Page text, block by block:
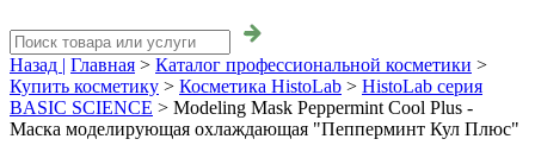
Назад | Главная > Каталог профессиональной косметики >
Купить косметику > Косметика HistoLab > HistoLab серия
BASIC SCIENCE > Modeling Mask Peppermint Cool Plus -
Маска моделирующая охлаждающая "Пепперминт Кул Плюс"